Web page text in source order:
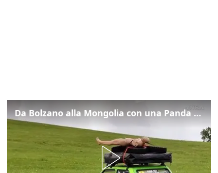
Da Bolzano alla Mongolia con una Panda da 150 euro